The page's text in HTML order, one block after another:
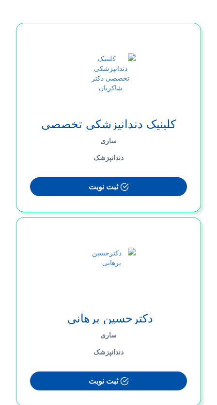
کلینیک دندانپزشکی تخصصی
د‌کتر شاکریان
ساری
دندانپزشک
ثبت نوبت
دکترحسین برهانی
ساری
دندانپزشک
ثبت نوبت